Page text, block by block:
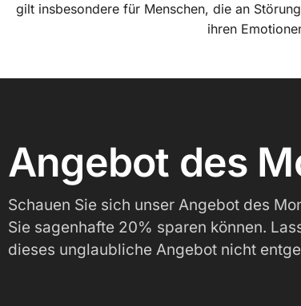
gilt insbesondere für Menschen, die an
ihren
Angebot des
Schauen Sie sich unser Angebot des
Sie sagenhafte 20% sparen können.
dieses unglaubliche Angebot nicht